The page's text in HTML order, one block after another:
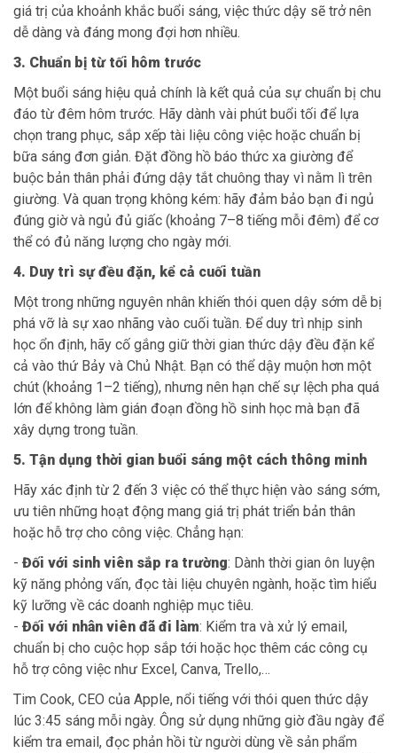
giá trị của khoảnh khắc buổi sáng, việc thức dậy sẽ trở nên
dễ dàng và đáng mong đợi hơn nhiều.
3. Chuẩn bị từ tối hôm trước
Một buổi sáng hiệu quả chính là kết quả của sự chuẩn bị chu
đáo từ đêm hôm trước. Hãy dành vài phút buổi tối để lựa
chọn trang phục, sắp xếp tài liệu công việc hoặc chuẩn bị
bữa sáng đơn giản. Đặt đồng hồ báo thức xa giường để
buộc bản thân phải đứng dậy tắt chuông thay vì nằm lì trên
giường. Và quan trọng không kém: hãy đảm bảo bạn đi ngủ
đúng giờ và ngủ đủ giấc (khoảng 7–8 tiếng mỗi đêm) để cơ
thể có đủ năng lượng cho ngày mới.
4. Duy trì sự đều đặn, kể cả cuối tuần
Một trong những nguyên nhân khiến thói quen dậy sớm dễ bị
phá vỡ là sự xao nhãng vào cuối tuần. Để duy trì nhịp sinh
học ổn định, hãy cố gắng giữ thời gian thức dậy đều đặn kể
cả vào thứ Bảy và Chủ Nhật. Bạn có thể dậy muộn hơn một
chút (khoảng 1–2 tiếng), nhưng nên hạn chế sự lệch pha quá
lớn để không làm gián đoạn đồng hồ sinh học mà bạn đã
xây dựng trong tuần.
5. Tận dụng thời gian buổi sáng một cách thông minh
Hãy xác định từ 2 đến 3 việc có thể thực hiện vào sáng sớm,
ưu tiên những hoạt động mang giá trị phát triển bản thân
hoặc hỗ trợ cho công việc. Chẳng hạn:
- Đối với sinh viên sắp ra trường: Dành thời gian ôn luyện
kỹ năng phỏng vấn, đọc tài liệu chuyên ngành, hoặc tìm hiểu
kỹ lưỡng về các doanh nghiệp mục tiêu.
- Đối với nhân viên đã đi làm: Kiểm tra và xử lý email,
chuẩn bị cho cuộc họp sắp tới hoặc học thêm các công cụ
hỗ trợ công việc như Excel, Canva, Trello,…
Tim Cook, CEO của Apple, nổi tiếng với thói quen thức dậy
lúc 3:45 sáng mỗi ngày. Ông sử dụng những giờ đầu ngày để
kiểm tra email, đọc phản hồi từ người dùng về sản phẩm